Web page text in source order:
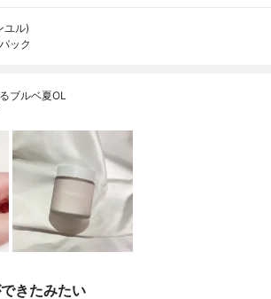
ユル)
ック
ブルベ夏OL
きたみたい